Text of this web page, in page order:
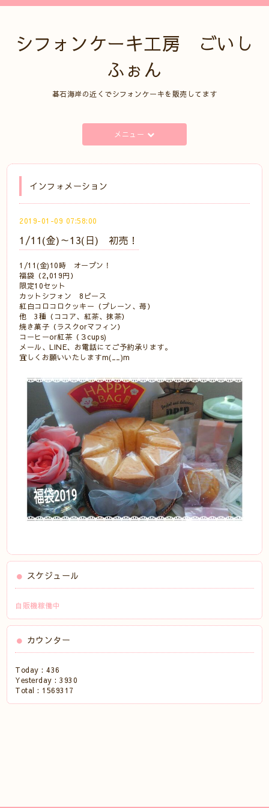
シフォンケーキ工房 ごいし
ふぉん
碁石海岸の近くでシフォンケーキを販売してます
メニュー
インフォメーション
2019-01-09 07:58:00
1/11(金)～13(日) 初売！
1/11(金)10時 オープン！
福袋（2,019円）
限定10セット
カットシフォン 8ピース
紅白コロコロクッキー（プレーン、苺）
他 3種（ココア、紅茶、抹茶）
焼き菓子（ラスクorマフィン）
コーヒーor紅茶（３cups)
メール、LINE、お電話にてご予約承ります。
宜しくお願いいたしますm(__)m
スケジュール
自販機稼働中
カウンター
Today :436
Yesterday :3930
Total : 1569317